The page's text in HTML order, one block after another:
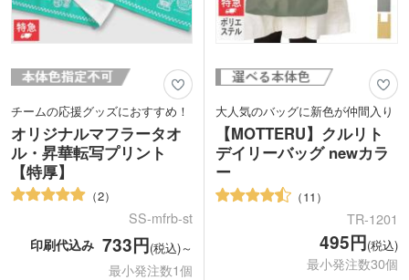
チームの応援グッズにおすすめ！
オリジナルマフラータオ
ル・昇華転写プリント
【特厚】
2
SS-mfrb-st
印刷代込み 733円(税込)～
最小発注数1個
大人気のバッグに新色が仲間入り
【MOTTERU】クルリト
デイリーバッグ newカラ
ー
11
TR-1201
495円(税込)
最小発注数30個